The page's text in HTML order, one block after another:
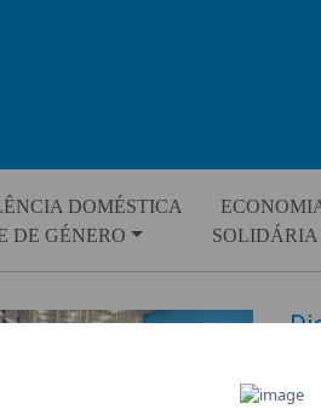
DOMÉSTICA
DE GÉNERO
SOLIDÁRIA